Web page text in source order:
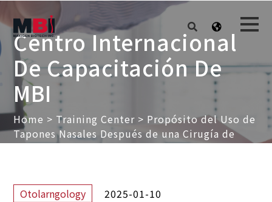
Centro Internacional
De Capacitación De
MBI
Home > Training Center > Propósito del Uso de
Tapones Nasales Después de una Cirugía de
Senos Paranasales
Otolarngology 2025-01-10